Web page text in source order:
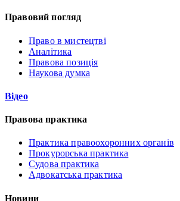
Правовий погляд
Право в мистецтві
Аналітика
Правова позиція
Наукова думка
Відео
Правова практика
Практика правоохоронних органів
Прокурорська практика
Судова практика
Адвокатська практика
Новини